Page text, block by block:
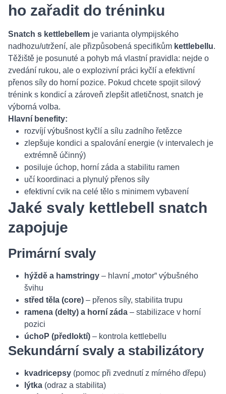
ho zařadit do tréninku
Snatch s kettlebellem je varianta olympijského
nadhozu/utržení, ale přizpůsobená specifikům kettlebellu.
Těžiště je posunuté a pohyb má vlastní pravidla: nejde o
zvedání rukou, ale o explozivní práci kyčlí a efektivní
přenos síly do horní pozice. Pokud chcete spojit silový
trénink s kondicí a zároveň zlepšit atletičnost, snatch je
výborná volba.
Hlavní benefity:
rozvíjí výbušnost kyčlí a sílu zadního řetězce
zlepšuje kondici a spalování energie (v intervalech je
extrémně účinný)
posiluje úchop, horní záda a stabilitu ramen
učí koordinaci a plynulý přenos síly
efektivní cvik na celé tělo s minimem vybavení
Jaké svaly kettlebell snatch
zapojuje
Primární svaly
hýždě a hamstringy – hlavní „motor“ výbušného
švihu
střed těla (core) – přenos síly, stabilita trupu
ramena (delty) a horní záda – stabilizace v horní
pozici
úchoP (předloktí) – kontrola kettlebellu
Sekundární svaly a stabilizátory
kvadricepsy (pomoc při zvednutí z mírného dřepu)
lýtka (odraz a stabilita)